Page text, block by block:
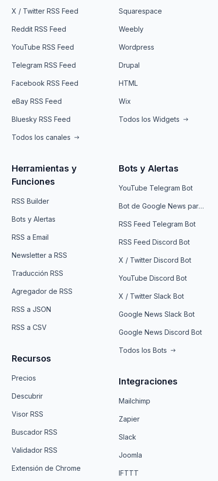
X / Twitter RSS Feed
Reddit RSS Feed
YouTube RSS Feed
Telegram RSS Feed
Facebook RSS Feed
eBay RSS Feed
Bluesky RSS Feed
Todos los canales
Squarespace
Weebly
Wordpress
Drupal
HTML
Wix
Todos los Widgets
Herramientas y
Funciones
RSS Builder
Bots y Alertas
RSS a Email
Newsletter a RSS
Traducción RSS
Agregador de RSS
RSS a JSON
RSS a CSV
Recursos
Precios
Descubrir
Visor RSS
Buscador RSS
Validador RSS
Extensión de Chrome
Bots y Alertas
YouTube Telegram Bot
Bot de Google News para Telegram
RSS Feed Telegram Bot
RSS Feed Discord Bot
X / Twitter Discord Bot
YouTube Discord Bot
X / Twitter Slack Bot
Google News Slack Bot
Google News Discord Bot
Todos los Bots
Integraciones
Mailchimp
Zapier
Slack
Joomla
IFTTT